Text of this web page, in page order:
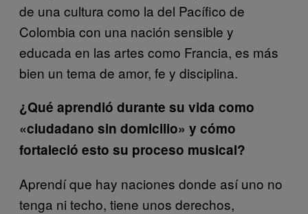
de una cultura como la del Pacífico de
Colombia con una nación sensible y
educada en las artes como Francia, es más
bien un tema de amor, fe y disciplina.
¿Qué aprendió durante su vida como
«ciudadano sin domicilio» y cómo
fortaleció esto su proceso musical?
Aprendí que hay naciones donde así uno no
tenga ni techo, tiene unos derechos,